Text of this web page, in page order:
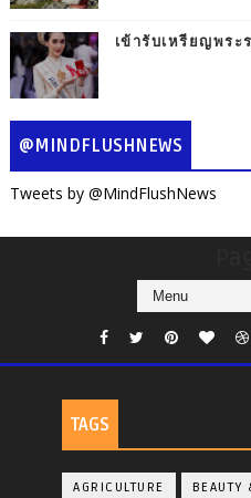
เข้ารับเหรียญพระ
@MINDFLUSHNEWS
Tweets by @MindFlushNews
TAGS
AGRICULTURE BEAUTY